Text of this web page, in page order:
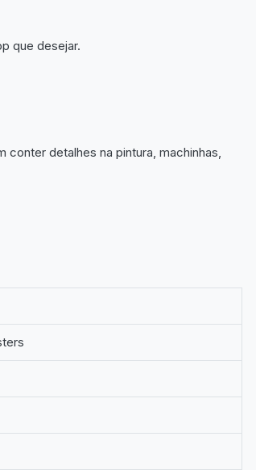
que desejar.
detalhes na pintura, machinhas,